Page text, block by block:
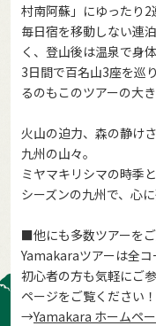
村南阿蘇」にゆったり2
毎日宿を移動しない連
く、登山後は温泉で身
3日間で百名山3座を巡
るのもこのツアーの大き
火山の迫力、森の静け
九州の山々。
ミヤマキリシマの時季
シーズンの九州で、心
■他にも多数ツアーを
Yamakaraツアーは全コ
初心者の方も気軽にご
ページをご覧ください！
→Yamakara ホームペ